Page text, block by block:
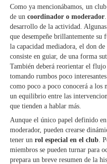
Como ya mencionábamos, un
de un coordinador o moderador
desarrollo de la actividad.
que desempeñe brillantemente
la capacidad mediadora, el don
consiste en guiar, de una forma
También deberá reorientar el flujo
tomando rumbos poco
como poco a poco conocerá a
un equilibrio entre las
que tienden a hablar más.
Aunque el único papel definido
moderador, pueden crearse
tener un rol especial en el club.
miembros se pueden turnar para
prepara un breve resumen de la